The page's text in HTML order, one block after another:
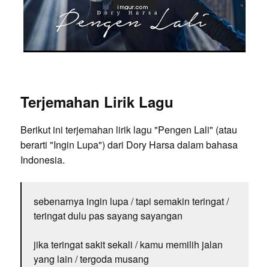
Terjemahan Lirik Lagu
Berikut ini terjemahan lirik lagu "Pengen Lali" (atau
berarti "Ingin Lupa") dari Dory Harsa dalam bahasa
Indonesia.
sebenarnya ingin lupa / tapi semakin teringat /
teringat dulu pas sayang sayangan
jika teringat sakit sekali / kamu memilih jalan
yang lain / tergoda musang